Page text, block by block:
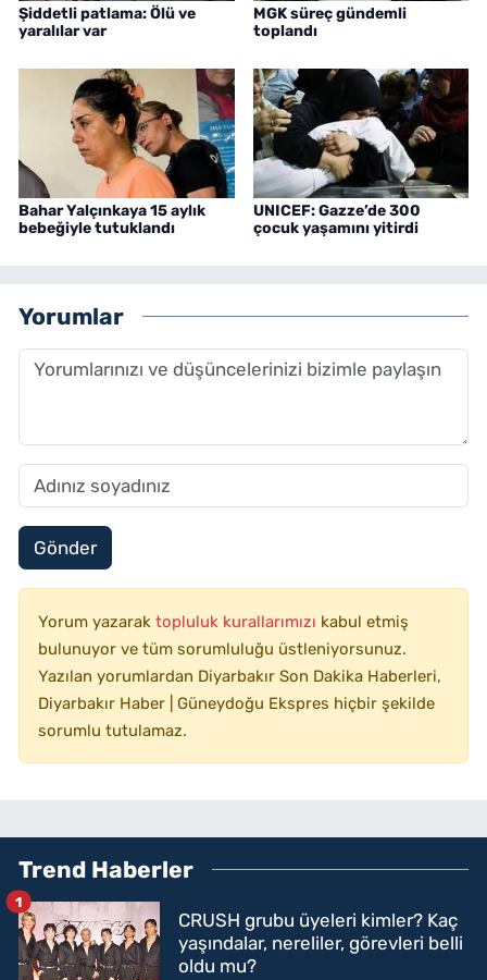
Şiddetli patlama: Ölü ve
yaralılar var
MGK süreç gündemli
toplandı
Bahar Yalçınkaya 15 aylık
bebeğiyle tutuklandı
UNICEF: Gazze’de 300
çocuk yaşamını yitirdi
Yorumlar
Gönder
Yorum yazarak topluluk kurallarımızı kabul etmiş
bulunuyor ve tüm sorumluluğu üstleniyorsunuz.
Yazılan yorumlardan Diyarbakır Son Dakika Haberleri,
Diyarbakır Haber | Güneydoğu Ekspres hiçbir şekilde
sorumlu tutulamaz.
Trend Haberler
CRUSH grubu üyeleri kimler? Kaç
yaşındalar, nereliler, görevleri belli
oldu mu?
1